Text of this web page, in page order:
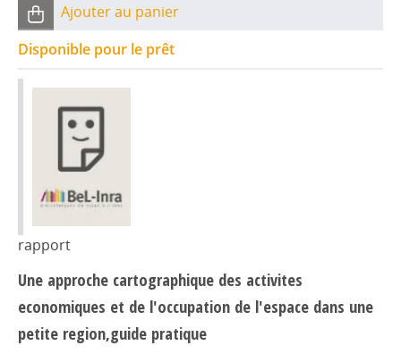
Ajouter au panier
Disponible pour le prêt
rapport
Une approche cartographique des activites
economiques et de l'occupation de l'espace dans une
petite region,guide pratique